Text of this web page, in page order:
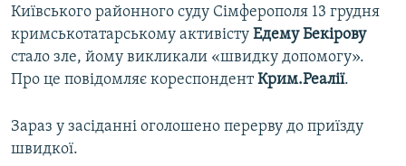
Усі сайти RFE/RL
Київського районного суду Сімферополя 13 грудня
кримськотатарському активісту Едему Бекірову
стало зле, йому викликали «швидку допомогу».
Про це повідомляє кореспондентКрим.Реалії.
Зараз у засіданні оголошено перерву до приїзду
швидкої.